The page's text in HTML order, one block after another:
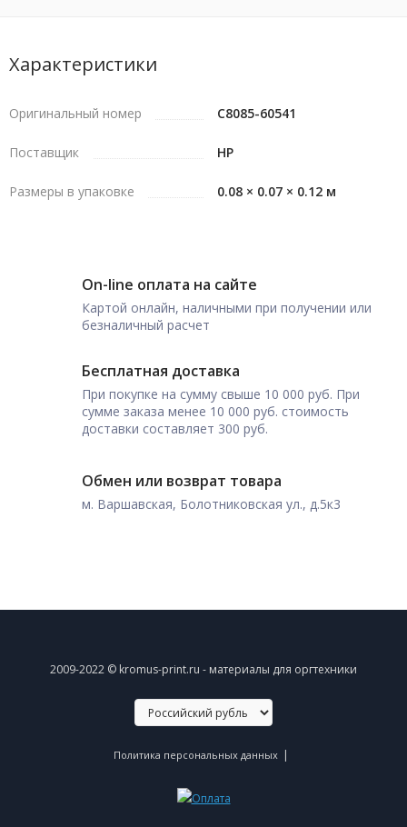
Характеристики
Оригинальный номер C8085-60541
Поставщик HP
Размеры в упаковке 0.08 × 0.07 × 0.12 м
On-line оплата на сайте
Картой онлайн, наличными при получении или
безналичный расчет
Бесплатная доставка
При покупке на сумму свыше 10 000 руб. При
сумме заказа менее 10 000 руб. стоимость
доставки составляет 300 руб.
Обмен или возврат товара
м. Варшавская, Болотниковская ул., д.5к3
2009-2022 © kromus-print.ru - материалы для оргтехники
Политика персональных данных |